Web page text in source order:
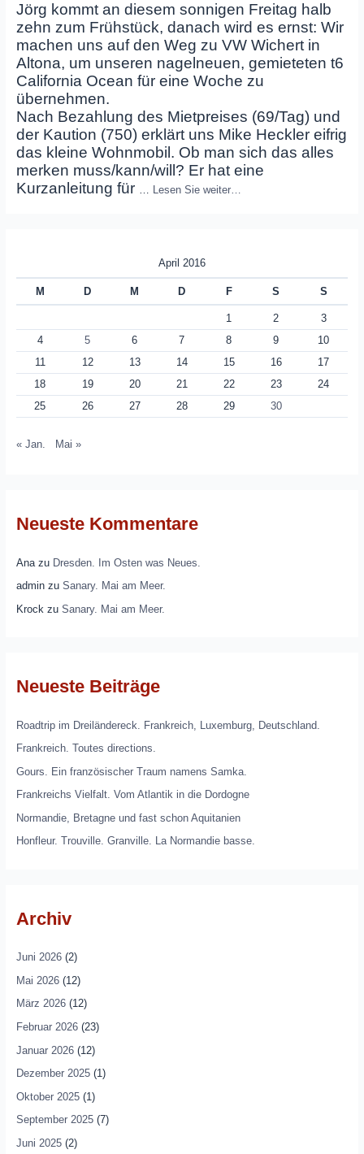
Jörg kommt an diesem sonnigen Freitag halb
zehn zum Frühstück, danach wird es ernst: Wir
machen uns auf den Weg zu VW Wichert in
Altona, um unseren nagelneuen, gemieteten t6
California Ocean für eine Woche zu
übernehmen.
Nach Bezahlung des Mietpreises (69/Tag) und
der Kaution (750) erklärt uns Mike Heckler eifrig
das kleine Wohnmobil. Ob man sich das alles
merken muss/kann/will? Er hat eine
Kurzanleitung für
Lesen Sie weiter…
April 2016
M D M D F S S
1 2
3
4
5 6 7 8 9
10
11
12 13 14 15 16
17
18
19 20 21 22 23
24
25
26 27 28 29 30
« Jan. Mai »
Neueste Kommentare
Anazu Dresden. Im Osten was Neues.
adminzu Sanary. Mai am Meer.
Krock zu Sanary. Mai am Meer.
Neueste Beiträge
Roadtrip im Dreiländereck. Frankreich, Luxemburg, Deutschland.
Frankreich. Toutes directions.
Gours. Ein französischer Traum namens Samka.
Frankreichs Vielfalt. Vom Atlantik in die Dordogne
Normandie, Bretagne und fast schon Aquitanien
Honfleur. Trouville. Granville. La Normandie basse.
Archiv
Juni 2026(2)
Mai 2026(12)
März 2026(12)
Februar 2026(23)
Januar 2026(12)
Dezember 2025(1)
Oktober 2025(1)
September 2025(7)
Juni 2025(2)